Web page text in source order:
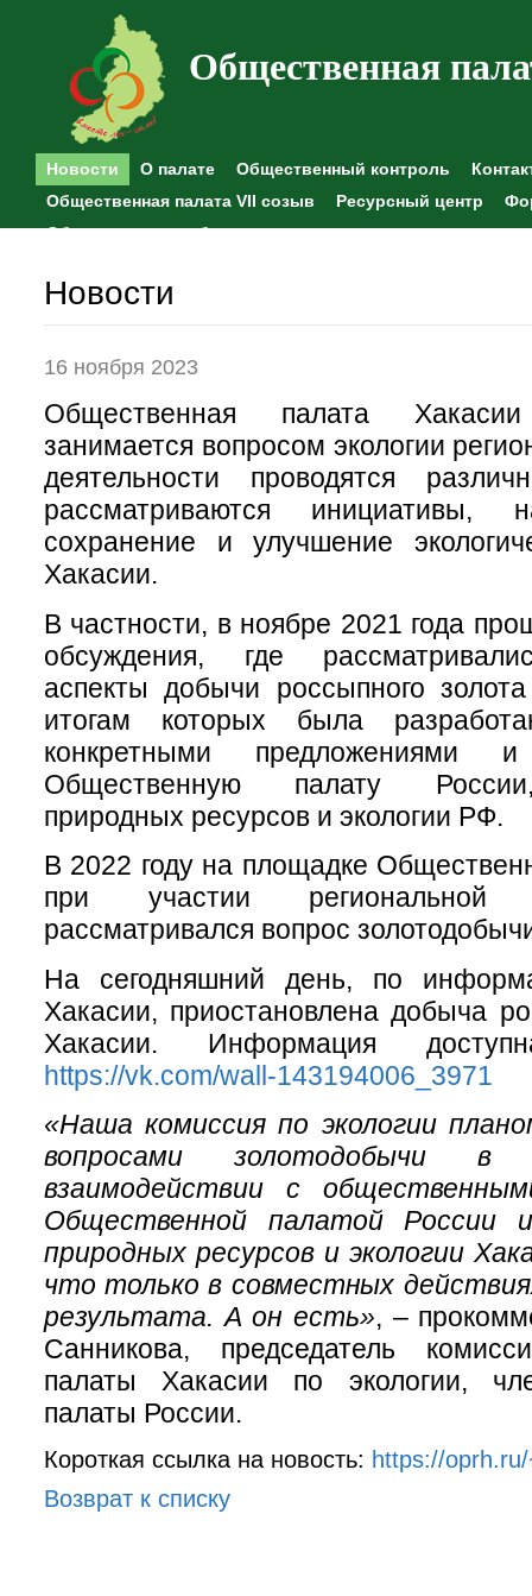
Общественная
Новости О палате Общественный контроль
Общественная палата VII созыв
Ресурсный центр
Общественные наблюдения
Новости
16 ноября 2023
Общественная палата Хакасии
занимается вопросом экологии
деятельности проводятся
рассматриваются инициативы,
сохранение и улучшение
Хакасии.
В частности, в ноябре 2021 года
обсуждения, где
аспекты добычи россыпного
итогам которых была
конкретными предложениями
Общественную палату
природных ресурсов и экологии РФ.
В 2022 году на площадке
при участии
рассматривался вопрос
На сегодняшний день, по
Хакасии, приостановлена добыча
Хакасии. Информация
https://vk.com/wall-143194006_3971
«Наша комиссия по экологии
вопросами золотодобычи в
взаимодействии с
Общественной палатой России
природных ресурсов и экологии
что только в совместных
результата. А он есть», –
Санникова, председатель
палаты Хакасии по экологии,
палаты России.
Короткая ссылка на новость: https://
Возврат к списку